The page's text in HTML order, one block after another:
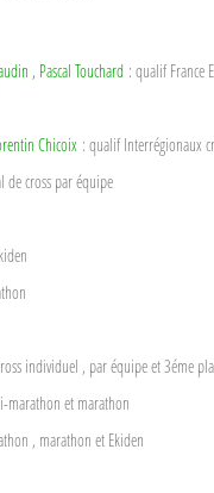
, Pascal Touchard : qualif France
Chicoix : qualif Interrégionaux
de cross par équipe
individuel , par équipe et 3éme
marathon et marathon
, marathon et Ekiden